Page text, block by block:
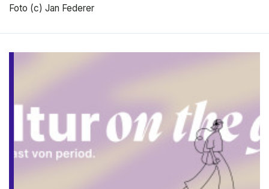
Newsletter
LINKEDIN INSTAGRAM YOUTUBE EMAIL
period.
DATENSCHUTZ
Foto (c) Jan Federer